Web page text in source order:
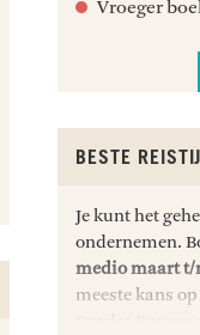
Vroeger
BESTE
Je kunt het
ondernemen.
medio maart t/
meeste kans